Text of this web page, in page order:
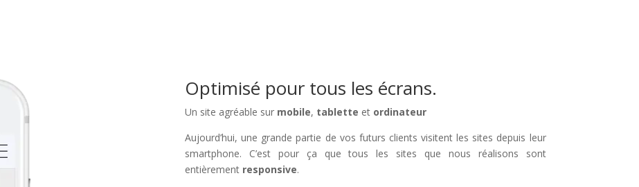
Optimisé pour tous les écrans.
Un site agréable sur mobile, tablette et ordinateur
Aujourd’hui, une grande partie de vos futurs clients visitent les sites depuis leur
smartphone. C’est pour ça que tous les sites que nous réalisons sont
entièrement responsive.